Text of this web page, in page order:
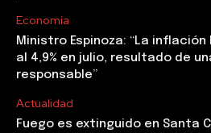
Economía
Ministro Espinoza: “La inflación
al 4,9% en julio, resultado de
responsable”
Actualidad
Fuego es extinguido en Santa